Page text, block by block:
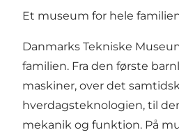
Et museum for hele
Danmarks Tekniske
familien. Fra den første
maskiner, over det
hverdagsteknologien, til
mekanik og funktion. På